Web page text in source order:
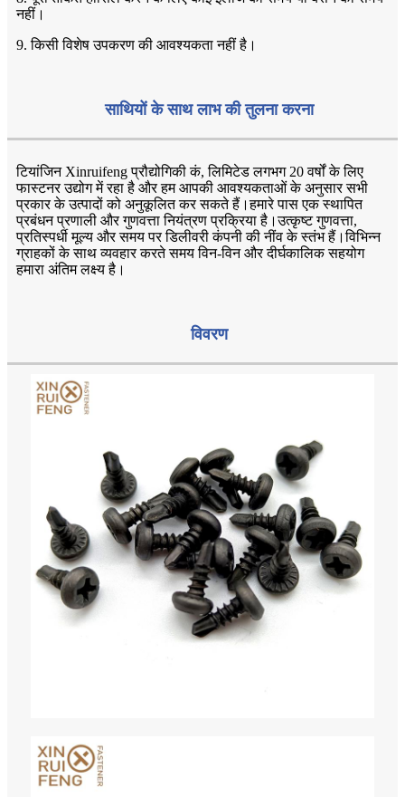
नहीं।
9. किसी विशेष उपकरण की आवश्यकता नहीं है।
साथियों के साथ लाभ की तुलना करना
टियांजिन Xinruifeng प्रौद्योगिकी कं, लिमिटेड लगभग 20 वर्षों के लिए
फास्टनर उद्योग में रहा है और हम आपकी आवश्यकताओं के अनुसार सभी
प्रकार के उत्पादों को अनुकूलित कर सकते हैं।हमारे पास एक स्थापित
प्रबंधन प्रणाली और गुणवत्ता नियंत्रण प्रक्रिया है।उत्कृष्ट गुणवत्ता,
प्रतिस्पर्धी मूल्य और समय पर डिलीवरी कंपनी की नींव के स्तंभ हैं।विभिन्न
ग्राहकों के साथ व्यवहार करते समय विन-विन और दीर्घकालिक सहयोग
हमारा अंतिम लक्ष्य है।
विवरण